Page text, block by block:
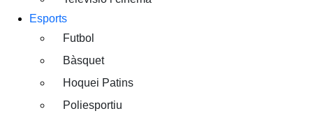
Esports
Futbol
Bàsquet
Hoquei Patins
Poliesportiu